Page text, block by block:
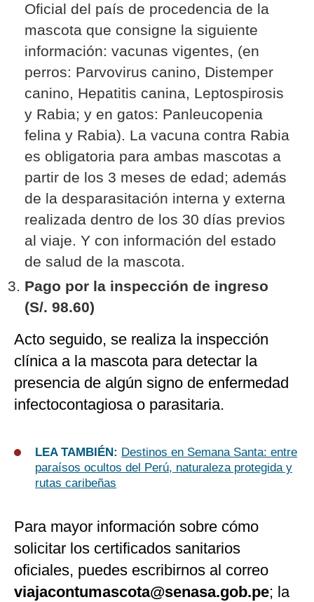
Oficial del país de procedencia de la
mascota que consigne la siguiente
información: vacunas vigentes, (en
perros: Parvovirus canino, Distemper
canino, Hepatitis canina, Leptospirosis
y Rabia; y en gatos: Panleucopenia
felina y Rabia). La vacuna contra Rabia
es obligatoria para ambas mascotas a
partir de los 3 meses de edad; además
de la desparasitación interna y externa
realizada dentro de los 30 días previos
al viaje. Y con información del estado
de salud de la mascota.
Pago por la inspección de ingreso
(S/. 98.60)
Acto seguido, se realiza la inspección
clínica a la mascota para detectar la
presencia de algún signo de enfermedad
infectocontagiosa o parasitaria.
LEA TAMBIÉN: Destinos en Semana Santa: entre
paraísos ocultos del Perú, naturaleza protegida y
rutas caribeñas
Para mayor información sobre cómo
solicitar los certificados sanitarios
oficiales, puedes escribirnos al correo
viajacontumascota@senasa.gob.pe; la